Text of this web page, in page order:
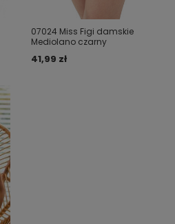
07024 Miss Figi damskie
Mediolano czarny
41,99 zł